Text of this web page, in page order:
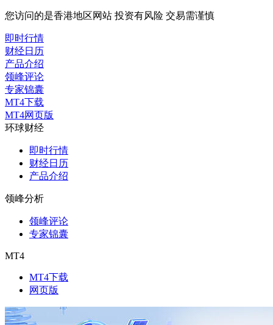
您访问的是香港地区网站 投资有风险 交易需谨慎
即时行情
财经日历
产品介绍
领峰评论
专家锦囊
MT4下载
MT4网页版
环球财经
即时行情
财经日历
产品介绍
领峰分析
领峰评论
专家锦囊
MT4
MT4下载
网页版